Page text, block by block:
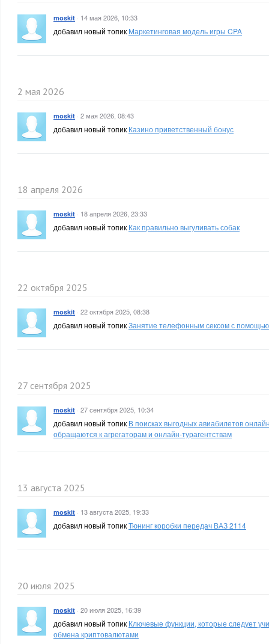
moskit · 14 мая 2026, 10:33
добавил новый топик Маркетинговая модель игры CPA
2 мая 2026
moskit · 2 мая 2026, 08:43
добавил новый топик Казино приветственный бонус
18 апреля 2026
moskit · 18 апреля 2026, 23:33
добавил новый топик Как правильно выгуливать собак
22 октября 2025
moskit · 22 октября 2025, 08:38
добавил новый топикЗанятие телефонным сексом с
27 сентября 2025
moskit · 27 сентября 2025, 10:34
добавил новый топик В поисках выгодных авиабилетов
обращаются к агрегаторам и онлайн-турагентствам
13 августа 2025
moskit · 13 августа 2025, 19:33
добавил новый топикТюнинг коробки передач ВАЗ 2114
20 июля 2025
moskit · 20 июля 2025, 16:39
добавил новый топик Ключевые функции, которые следует
обмена криптовалютами